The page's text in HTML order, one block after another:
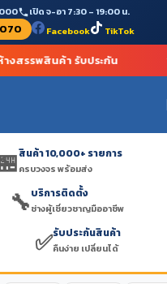
เปิด จ-อา 7:30 – 19:00 น.
Facebook TikTok
งสรรพสินค้า รับประกัน
สินค้า 10,000+ รายการ
ครบวงจร พร้อมส่ง
🔧บริการติดตั้ง
ช่างผู้เชี่ยวชาญมืออาชีพ
✅รับประกันสินค้า
คืนง่าย เปลี่ยนได้